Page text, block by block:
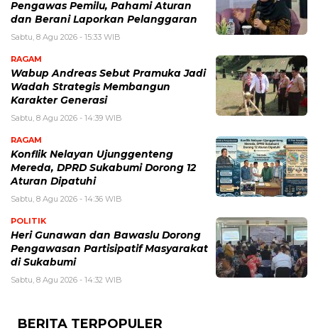
Pengawas Pemilu, Pahami Aturan
dan Berani Laporkan Pelanggaran
Sabtu, 8 Agu 2026 - 15:33 WIB
RAGAM
Wabup Andreas Sebut Pramuka Jadi
Wadah Strategis Membangun
Karakter Generasi ‎
Sabtu, 8 Agu 2026 - 14:39 WIB
RAGAM
Konflik Nelayan Ujunggenteng
Mereda, DPRD Sukabumi Dorong 12
Aturan Dipatuhi
Sabtu, 8 Agu 2026 - 14:36 WIB
POLITIK
Heri Gunawan dan Bawaslu Dorong
Pengawasan Partisipatif Masyarakat
di Sukabumi
Sabtu, 8 Agu 2026 - 14:32 WIB
BERITA TERPOPULER